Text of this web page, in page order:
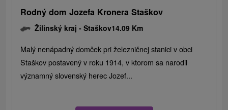
Rodný dom Jozefa Kronera Staškov
Žilinský kraj -Staškov14.09 Km
Malý nenápadný domček pri železničnej stanici v obci
Staškov postavený v roku 1914, v ktorom sa narodil
významný slovenský herec Jozef...